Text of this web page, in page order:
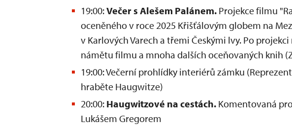
19:00:Večer s Alešem Palánem. Projekce filmu
oceněného v roce 2025 Křišťálovým globem na
v Karlových Varech a třemi Českými lvy. Po
námětu filmu a mnoha dalších oceňovaných knih
19:00: Večerní prohlídky interiérů zámku
hraběte Haugwitze)
20:00: Haugwitzové na cestách. Komentovaná
Lukášem Gregorem